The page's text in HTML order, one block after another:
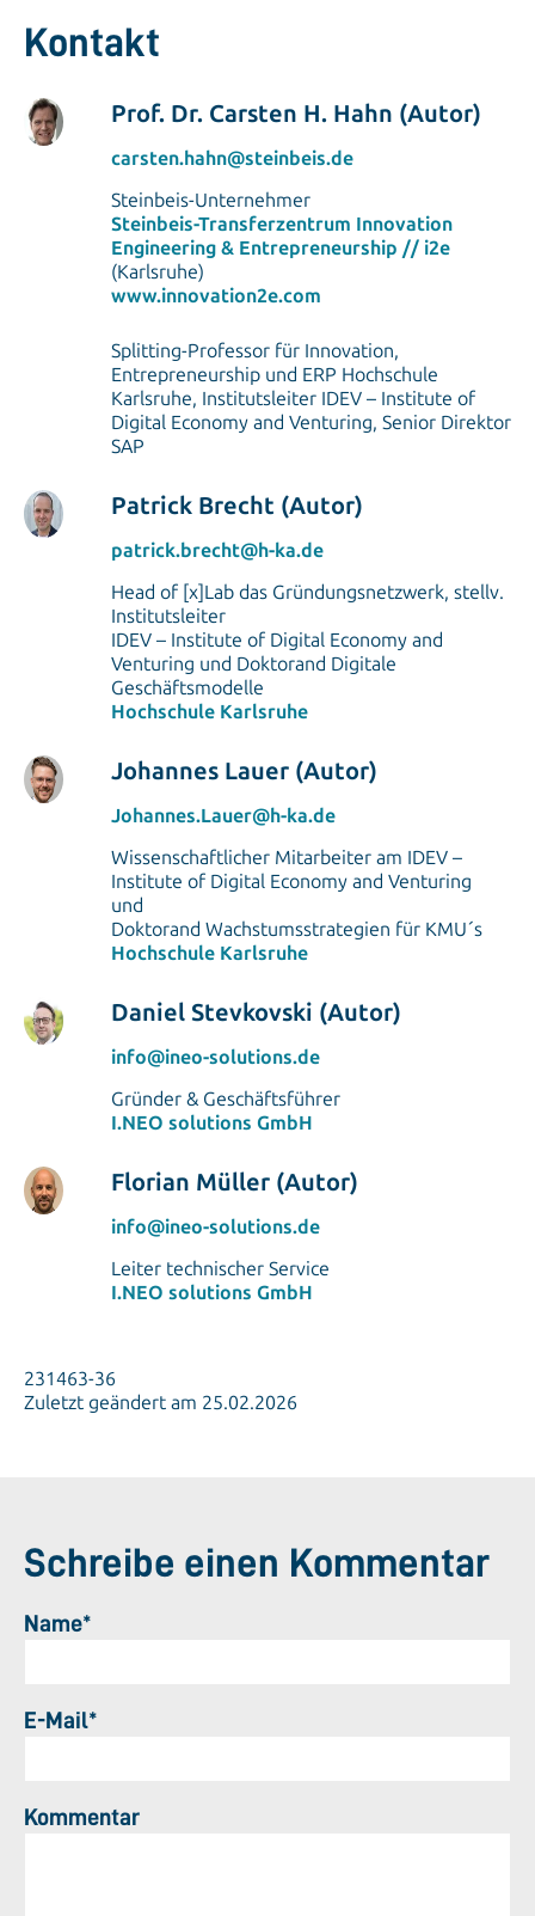
Kontakt
Prof. Dr. Carsten H. Hahn (Autor)
carsten.hahn@steinbeis.de
Steinbeis-Unternehmer
Steinbeis-Transferzentrum Innovation
Engineering & Entrepreneurship // i2e
(Karlsruhe)
www.innovation2e.com
Splitting-Professor für Innovation,
Entrepreneurship und ERP Hochschule
Karlsruhe, Institutsleiter IDEV – Institute of
Digital Economy and Venturing, Senior Direktor
SAP
Patrick Brecht (Autor)
patrick.brecht@h-ka.de
Head of [x]Lab das Gründungsnetzwerk, stellv.
Institutsleiter
IDEV – Institute of Digital Economy and
Venturing und Doktorand Digitale
Geschäftsmodelle
Hochschule Karlsruhe
Johannes Lauer (Autor)
Johannes.Lauer@h-ka.de
Wissenschaftlicher Mitarbeiter am IDEV –
Institute of Digital Economy and Venturing
und
Doktorand Wachstumsstrategien für KMU´s
Hochschule Karlsruhe
Daniel Stevkovski (Autor)
info@ineo-solutions.de
Gründer & Geschäftsführer
I.NEO solutions GmbH
Florian Müller (Autor)
info@ineo-solutions.de
Leiter technischer Service
I.NEO solutions GmbH
231463-36
Zuletzt geändert am 25.02.2026
Schreibe einen Kommentar
Name*
E-Mail*
Kommentar